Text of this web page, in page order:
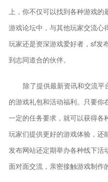
上，你不仅可以找到各种游戏
游戏论坛中，与其他玩家交流心
玩家还是资深游戏爱好者，sf发
到志同道合的伙伴。
除了提供最新资讯和交流平
的游戏礼包和活动福利。只要你
一定的任务要求，就可以获得各
玩家们提供更好的游戏体验，还
发布网站还定期举办各种线下活
面对面交流，亲密接触游戏制作